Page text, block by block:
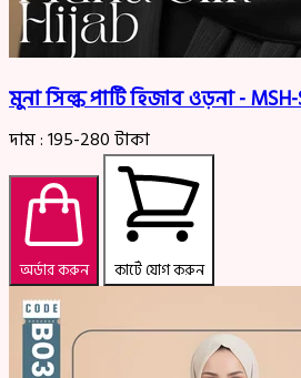
মুনা সিল্ক পার্টি হিজাব ওড়না -
দাম :195-280টাকা
অর্ডার করুন কার্টে যোগ করুন